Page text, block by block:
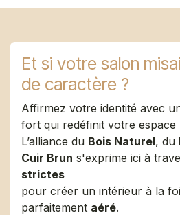
Et si votre salon
de caractère ?
Affirmez votre identité avec
fort qui redéfinit votre espace
L’alliance du Bois Naturel, du
Cuir Brun s'exprime ici à
strictes
pour créer un intérieur à la
parfaitement aéré.